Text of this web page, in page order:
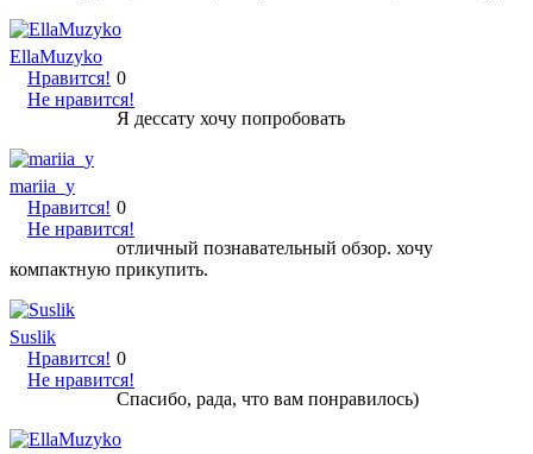
EllaMuzyko
Нравится!
Не нравится!
0
Я дессату хочу попробовать
mariia_y
Нравится!
Не нравится!
0
отличный познавательный обзор. хочу
компактную прикупить.
Suslik
Нравится!
Не нравится!
0
Спасибо, рада, что вам понравилось)